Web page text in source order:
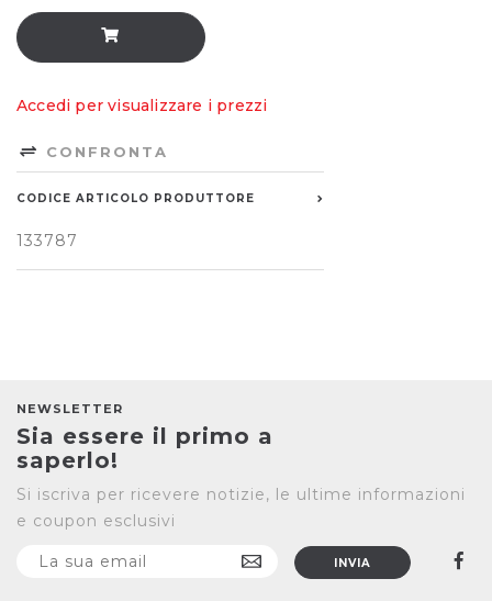
Accedi per visualizzare i prezzi
CONFRONTA
CODICE ARTICOLO PRODUTTORE
133787
NEWSLETTER
Sia essere il primo a
saperlo!
Si iscriva per ricevere notizie, le ultime informazioni
e coupon esclusivi